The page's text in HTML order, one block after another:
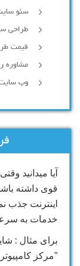
سئو
طراحی
قیمت
مشاوره
وب
آیا میدانید
قوی داشته
اینترنت جذب
خدمات به
برای مثال :
"مرکز